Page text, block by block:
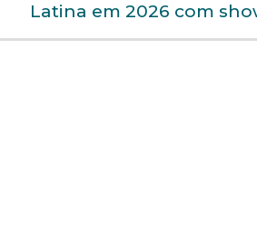
Latina em 2026 com